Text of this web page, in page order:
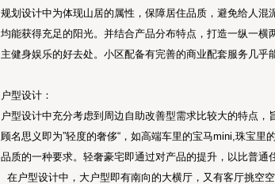
规划设计中为体现山居的属性，保障居住品质，避免给人
均能获得充足的阳光。并结合产品分布特点，打造一纵一
主健身娱乐的好去处。小区配备有完善的商业配套服务几乎
户型设计：
户型设计中充分考虑到周边自助改善型需求比较大的特点
顾名思义即为”轻度的奢侈“，如高端车里的宝马mini,珠宝
品质的一种要求。轻奢豪宅即通过对产品的提升，以比普通
在户型设计中，大户型即有南向的大横厅，又有客厅挑空